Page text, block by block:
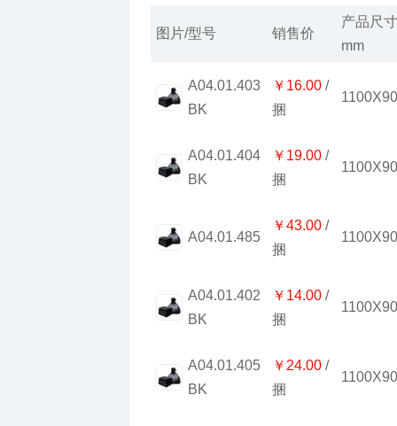
图片/型号
销售价
mm
BK
￥16.00
捆
BK
￥19.00
捆
A04.01.485
￥43.00
捆
BK
￥14.00
捆
BK
￥24.00
捆